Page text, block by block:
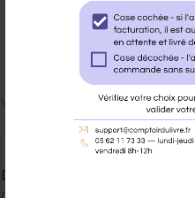
20,00 € PPTTC
Veuillez vous connecterpour
au panier cet article.
Disponible